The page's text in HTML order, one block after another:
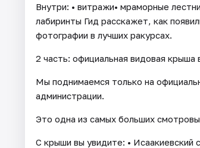
Внутри: • витражи• мраморные
лабиринты Гид расскажет, как
фотографии в лучших ракурсах.
2 часть: официальная видовая крыша
Мы поднимаемся только на
администрации.
Это одна из самых больших
С крыши вы увидите: • Исаакиевский